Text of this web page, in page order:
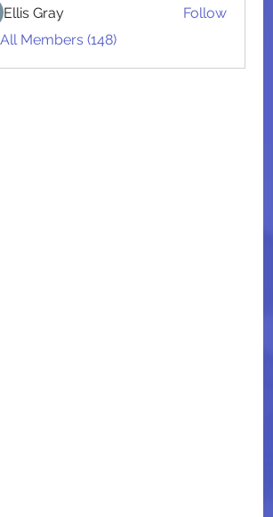
Ellis Gray
Follow
Members (148)